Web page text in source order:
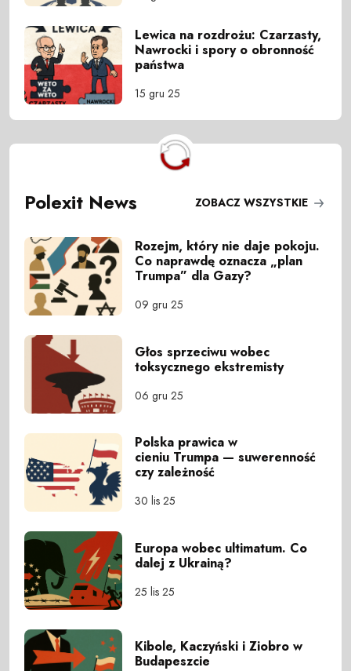
Lewica na rozdrożu: Czarzasty,
Nawrocki i spory o obronność
państwa
15 gru 25
Polexit News ZOBACZ WSZYSTKIE
Rozejm, który nie daje pokoju.
Co naprawdę oznacza „plan
Trumpa” dla Gazy?
09 gru 25
Głos sprzeciwu wobec
toksycznego ekstremisty
06 gru 25
Polska prawica w
cieniu Trumpa — suwerenność
czy zależność
30 lis 25
Europa wobec ultimatum. Co
dalej z Ukrainą?
25 lis 25
Kibole, Kaczyński i Ziobro w
Budapeszcie